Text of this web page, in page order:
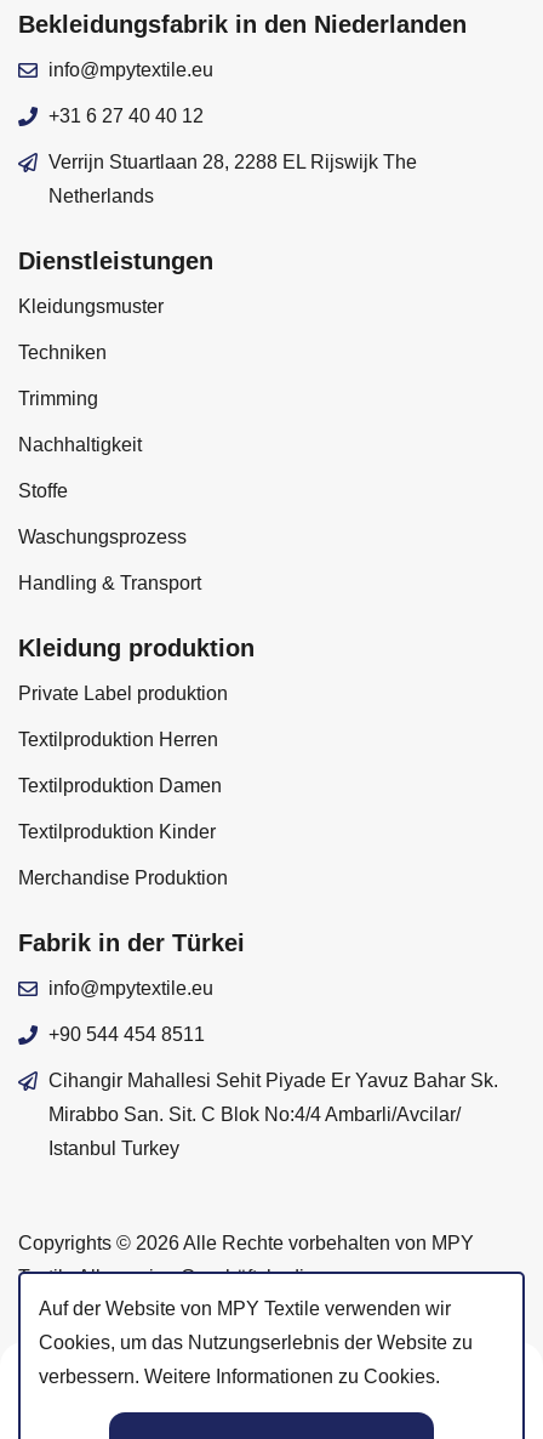
Bekleidungsfabrik in den Niederlanden
info@mpytextile.eu
+31 6 27 40 40 12
Verrijn Stuartlaan 28, 2288 EL Rijswijk The
Netherlands
Dienstleistungen
Kleidungsmuster
Techniken
Trimming
Nachhaltigkeit
Stoffe
Waschungsprozess
Handling & Transport
Kleidung produktion
Private Label produktion
Textilproduktion Herren
Textilproduktion Damen
Textilproduktion Kinder
Merchandise Produktion
Fabrik in der Türkei
info@mpytextile.eu
+90 544 454 8511
Cihangir Mahallesi Sehit Piyade Er Yavuz Bahar Sk.
Mirabbo San. Sit. C Blok No:4/4 Ambarli/Avcilar/
Istanbul Turkey
Copyrights © 2026 Alle Rechte vorbehalten von MPY
Textile Allgemeine Geschäftsbedingungen —
Datenschutzerklärung
@mpytextile
@mpytextile
Auf der Website von MPY Textile verwenden wir
Cookies, um das Nutzungserlebnis der Website zu
verbessern. Weitere Informationen zu Cookies.